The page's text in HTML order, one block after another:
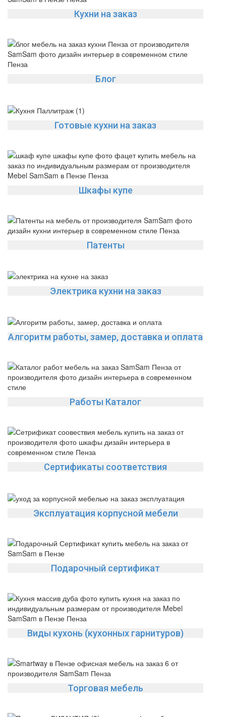
Кухни на заказ
Блог
Готовые кухни на заказ
Шкафы купе
Патенты
Электрика кухни на заказ
Алгоритм работы, замер, доставка и оплата
Работы Каталог
Сертификаты соответствия
Эксплуатация корпусной мебели
Подарочный сертификат
Виды кухонь (кухонных гарнитуров)
Торговая мебель